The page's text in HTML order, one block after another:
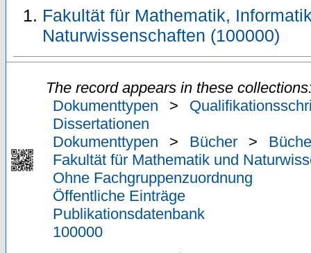
Fakultät für Mathematik,
Naturwissenschaften (100000)
The record appears in these
Dokumenttypen
>
Dissertationen
Dokumenttypen
> Bücher >
Fakultät für Mathematik und
Ohne Fachgruppenzuordnung
Öffentliche Einträge
Publikationsdatenbank
100000